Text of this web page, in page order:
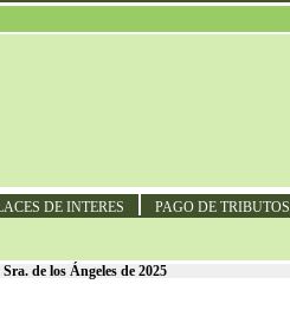
DE INTERES PAGO DE TRIBUTOS
de los Ángeles de 2025